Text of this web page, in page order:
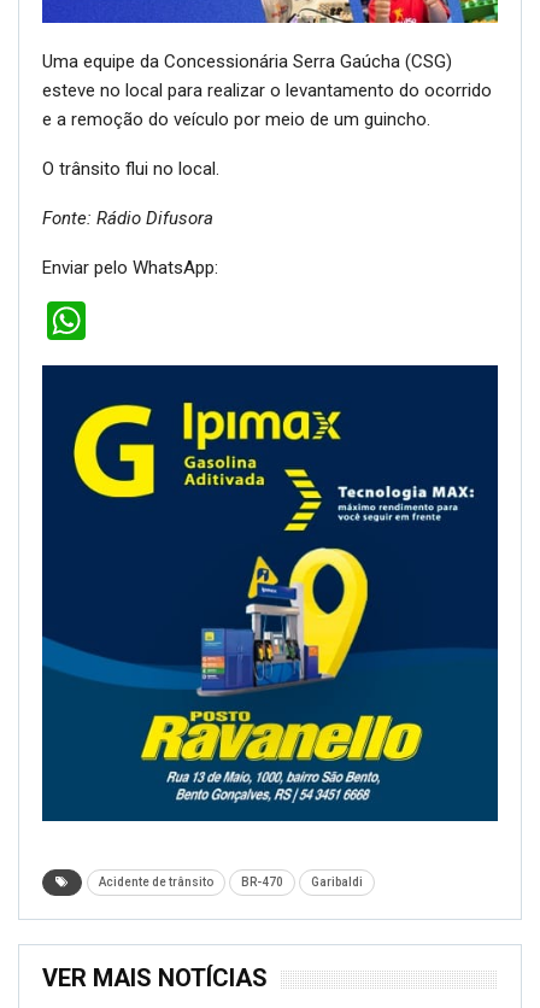
Uma equipe da Concessionária Serra Gaúcha (CSG)
esteve no local para realizar o levantamento do ocorrido
e a remoção do veículo por meio de um guincho.
O trânsito flui no local.
Fonte: Rádio Difusora
Enviar pelo WhatsApp:
Acidente de trânsito BR-470 Garibaldi
VER MAIS NOTÍCIAS